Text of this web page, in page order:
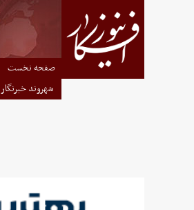
صفحه نخست
شهروند خبرنگار